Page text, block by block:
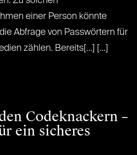
einer Person könnte
Abfrage von Passwörtern für
zählen. Bereits[...] [...]
Codeknackern –
ein sicheres